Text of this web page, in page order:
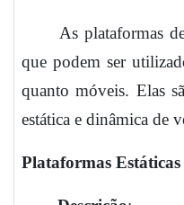
As plataformas
que podem ser
quanto móveis. Elas
estática e dinâmica de
Plataformas Estáticas